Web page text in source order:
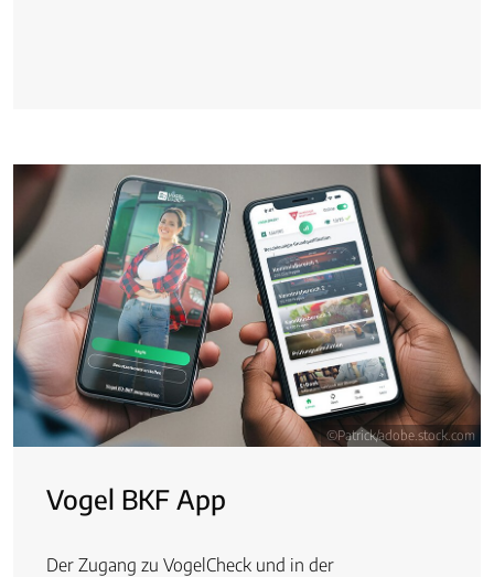
©Patrick/adobe.stock.com
Vogel BKF App
Der Zugang zu VogelCheck und in der